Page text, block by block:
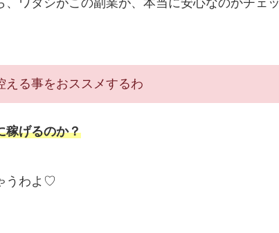
える事をおススメするわ
稼げるのか？
うわよ♡